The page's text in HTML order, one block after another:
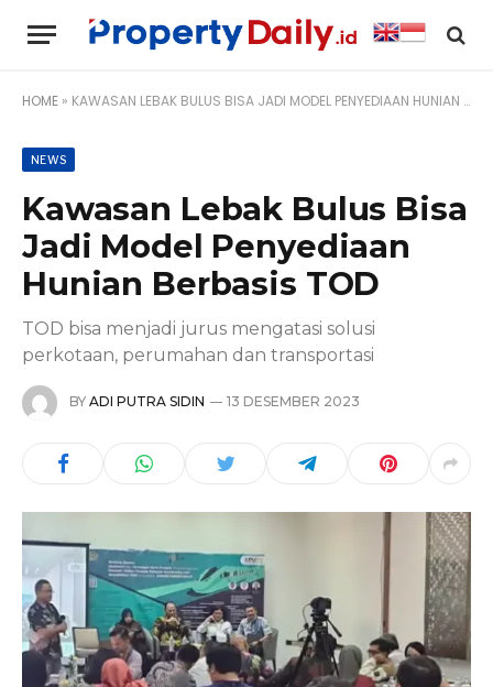
HOME » KAWASAN LEBAK BULUS BISA JADI MODEL PENYEDIAAN HUNIAN BERBASIS TOD
NEWS
Kawasan Lebak Bulus Bisa
Jadi Model Penyediaan
Hunian Berbasis TOD
TOD bisa menjadi jurus mengatasi solusi
perkotaan, perumahan dan transportasi
BY ADI PUTRA SIDIN 13 DESEMBER 2023